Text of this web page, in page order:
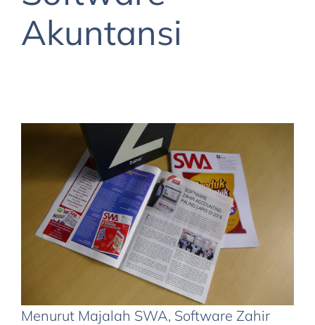
Akuntansi
Menurut Majalah SWA, Software Zahir